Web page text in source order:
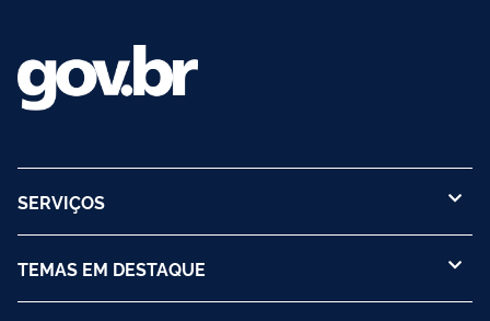
SERVIÇOS
TEMAS EM DESTAQUE